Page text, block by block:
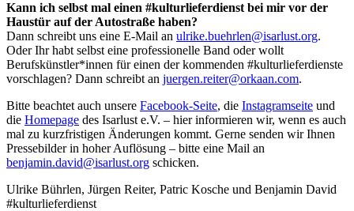
Kann ich selbst mal einen #kulturlieferdienst bei mir vor der
Haustür auf der Autostraße haben?
Dann schreibt uns eine E-Mail an ulrike.buehrlen@isarlust.org.
Oder Ihr habt selbst eine professionelle Band oder wollt
Berufskünstler*innen für einen der kommenden #kulturlieferdienste
vorschlagen? Dann schreibt an juergen.reiter@orkaan.com.
Bitte beachtet auch unsere Facebook-Seite, die Instagramseite und
die Homepage des Isarlust e.V. – hier informieren wir, wenn es auch
mal zu kurzfristigen Änderungen kommt. Gerne senden wir Ihnen
Pressebilder in hoher Auflösung – bitte eine Mail an
benjamin.david@isarlust.org schicken.
Ulrike Bührlen, Jürgen Reiter, Patric Kosche und Benjamin David
#kulturlieferdienst